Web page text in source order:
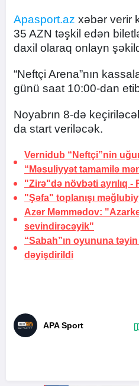
Apasport.az xəbər verir
35 AZN təşkil edən
daxil olaraq onlayn
“Neftçi Arena”nın
günü saat 10:00-dan
Noyabrın 8-də
da start veriləcək.
Vernidub “Neftçi”nin
“Məsuliyyət tamamilə
"Zirə"də növbəti ayrılıq -
"Şəfa" toplanışı
Azər Məmmədov:
sevindirəcəyik"
“Sabah”ın oyununa
dəyişdirildi
APA Sport